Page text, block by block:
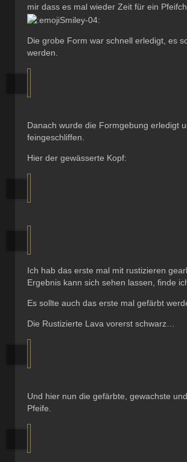
mir dass es mal wieder Zeit für ein
Die grobe Form war schnell erledigt, es
werden.
Danach wurde die Formgebung erledigt
feingeschliffen.
Hier der gewässerte Kopf:
Ich hab das erste mal mit rustizieren
Ergebnis kann sich sehen lassen, finde
Es sollte auch das erste mal gefärbt
Die Rustizierte Lava vorerst schwarz…
Und hier nun die gefärbte, gewachste
Pfeife.